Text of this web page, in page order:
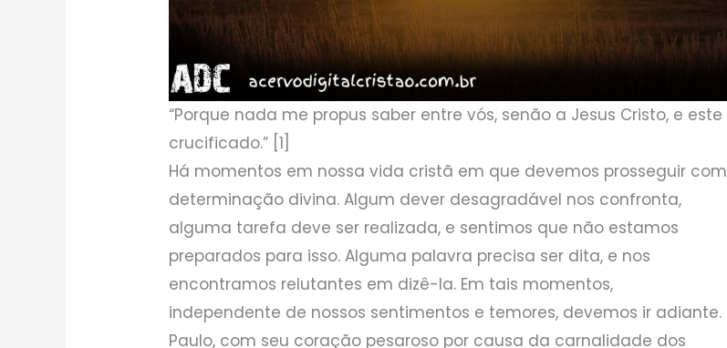
“Porque nada me propus saber entre vós, senão a Jesus Cristo, e este
crucificado.” [1]
Há momentos em nossa vida cristã em que devemos prosseguir com
determinação divina. Algum dever desagradável nos confronta,
alguma tarefa deve ser realizada, e sentimos que não estamos
preparados para isso. Alguma palavra precisa ser dita, e nos
encontramos relutantes em dizê-la. Em tais momentos,
independente de nossos sentimentos e temores, devemos ir adiante.
Paulo, com seu coração pesaroso por causa da carnalidade dos